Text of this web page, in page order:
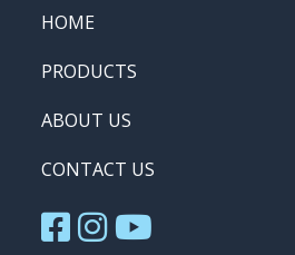
HOME
PRODUCTS
ABOUT US
CONTACT US